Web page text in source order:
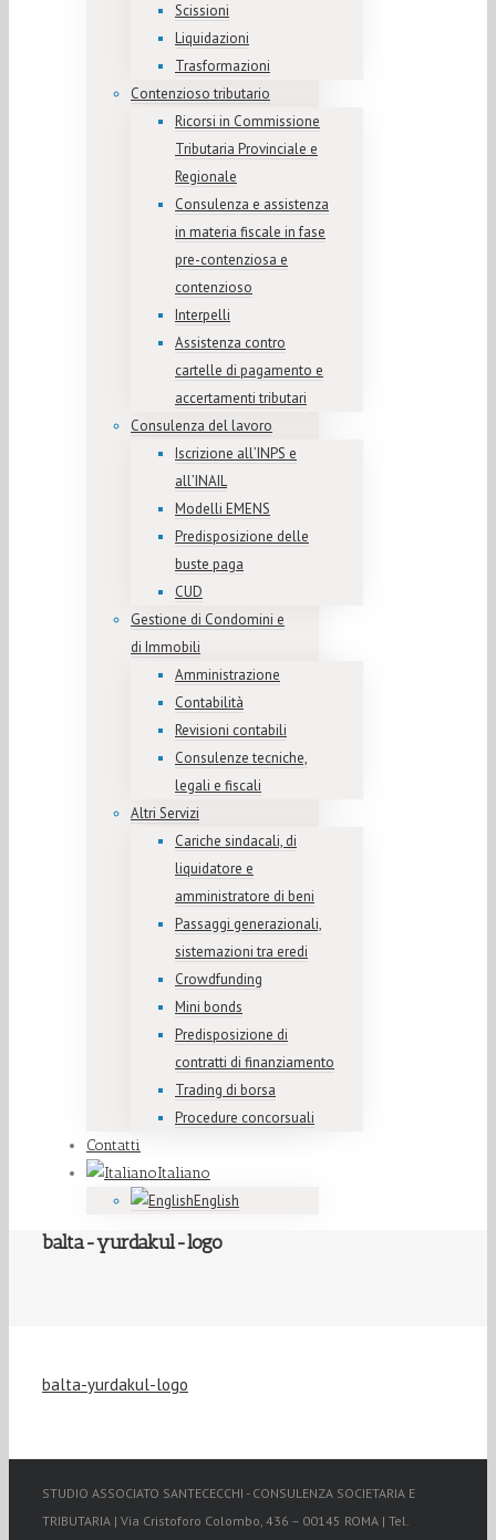
Scissioni
Liquidazioni
Trasformazioni
Contenzioso tributario
Ricorsi in Commissione
Tributaria Provinciale e
Regionale
Consulenza e assistenza
in materia fiscale in fase
pre-contenziosa e
contenzioso
Interpelli
Assistenza contro
cartelle di pagamento e
accertamenti tributari
Consulenza del lavoro
Iscrizione all’INPS e
all’INAIL
Modelli EMENS
Predisposizione delle
buste paga
CUD
Gestione di Condomini e
di Immobili
Amministrazione
Contabilità
Revisioni contabili
Consulenze tecniche,
legali e fiscali
Altri Servizi
Cariche sindacali, di
liquidatore e
amministratore di beni
Passaggi generazionali,
sistemazioni tra eredi
Crowdfunding
Mini bonds
Predisposizione di
contratti di finanziamento
Trading di borsa
Procedure concorsuali
Contatti
Italiano
English
balta-yurdakul-logo
balta-yurdakul-logo
STUDIO ASSOCIATO SANTECECCHI - CONSULENZA SOCIETARIA E
TRIBUTARIA | Via Cristoforo Colombo, 436 – 00145 ROMA | Tel.